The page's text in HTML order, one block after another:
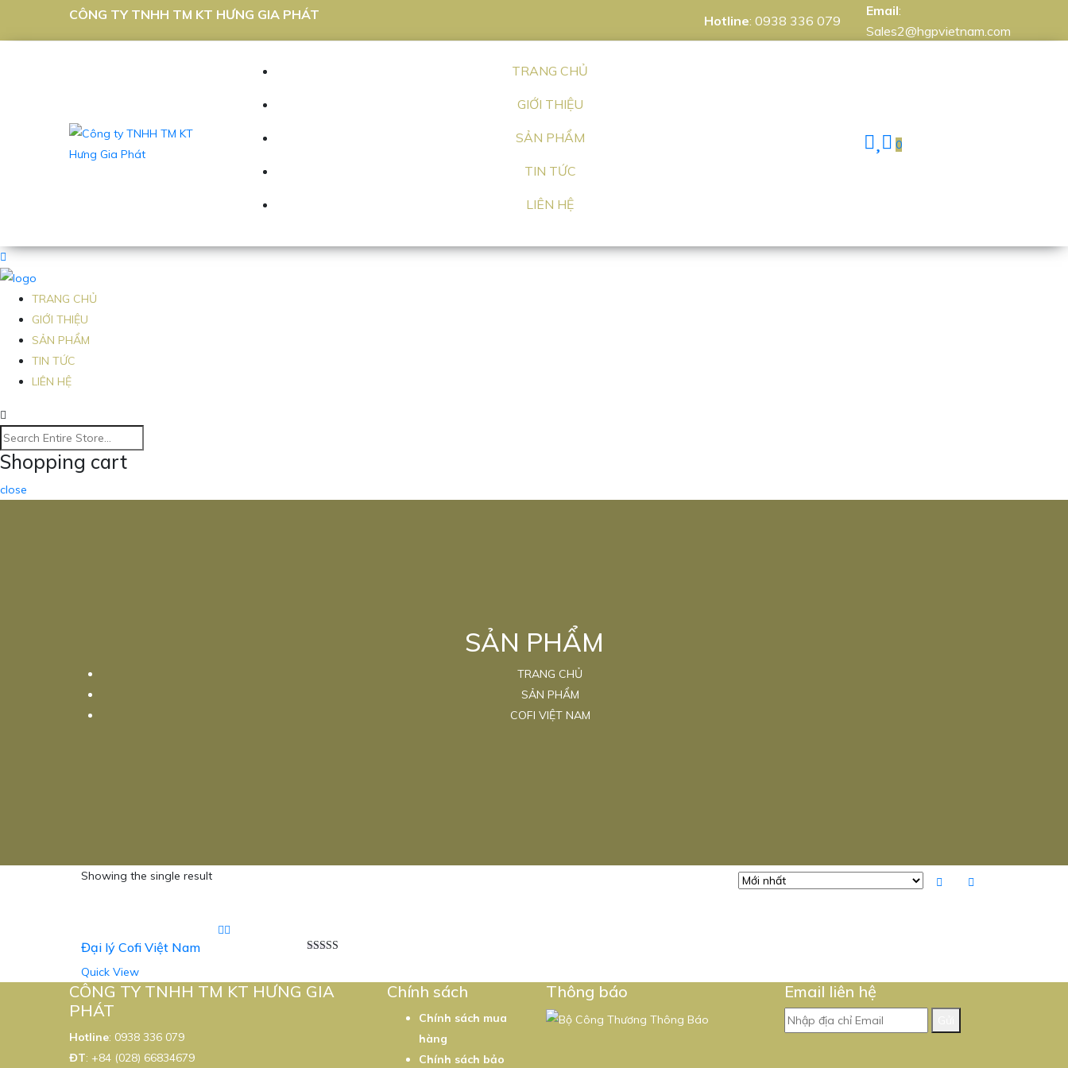
CÔNG TY TNHH TM KT HƯNG GIA PHÁT Hotline: 0938 336 079
Email:
Sales2@hgpvietnam.com
TRANG CHỦ
GIỚI THIỆU
SẢN PHẨM
TIN TỨC
LIÊN HỆ
0
TRANG CHỦ
GIỚI THIỆU
SẢN PHẨM
TIN TỨC
LIÊN HỆ
Shopping cart
close
SẢN PHẨM
TRANG CHỦ
SẢN PHẨM
COFI VIỆT NAM
Showing the single result
sao
Đại lý Cofi Việt Nam
Quick View
CÔNG TY TNHH TM KT HƯNG GIA
PHÁT
Hotline: 0938 336 079
ĐT: +84 (028) 66834679
Chính sách
Chính sách mua
hàng
Chính sách bảo
Thông báo Email liên hệ